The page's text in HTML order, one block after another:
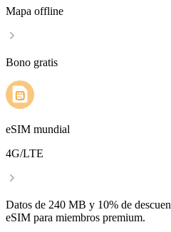
Mapa offline
Bono gratis
eSIM mundial
4G/LTE
Datos de 240 MB y 10% de
eSIM para miembros premium.